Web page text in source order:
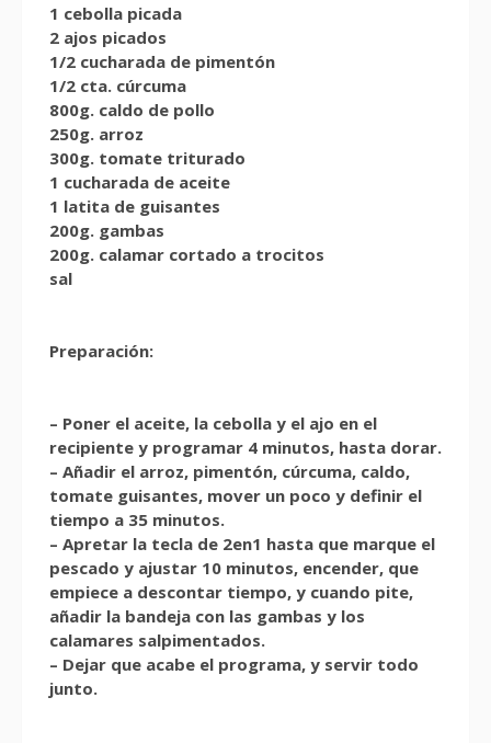
1 cebolla picada
2 ajos picados
1/2 cucharada de pimentón
1/2 cta. cúrcuma
800g. caldo de pollo
250g. arroz
300g. tomate triturado
1 cucharada de aceite
1 latita de guisantes
200g. gambas
200g. calamar cortado a trocitos
sal
Preparación:
– Poner el aceite, la cebolla y el ajo en el
recipiente y programar 4 minutos, hasta dorar.
– Añadir el arroz, pimentón, cúrcuma, caldo,
tomate guisantes, mover un poco y definir el
tiempo a 35 minutos.
– Apretar la tecla de 2en1 hasta que marque el
pescado y ajustar 10 minutos, encender, que
empiece a descontar tiempo, y cuando pite,
añadir la bandeja con las gambas y los
calamares salpimentados.
– Dejar que acabe el programa, y servir todo
junto.